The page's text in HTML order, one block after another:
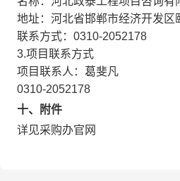
地址：河北省邯郸市经济开发
联系方式：0310-2052178
3.项目联系方式
项目联系人：葛斐凡
0310-2052178
十、附件
详见采购办官网